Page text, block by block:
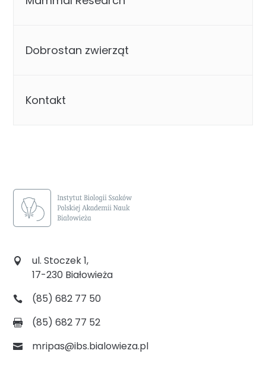
Dobrostan zwierząt
Kontakt
ul. Stoczek 1,
17-230 Białowieża
(85) 682 77 50
(85) 682 77 52
mripas@ibs.bialowieza.pl